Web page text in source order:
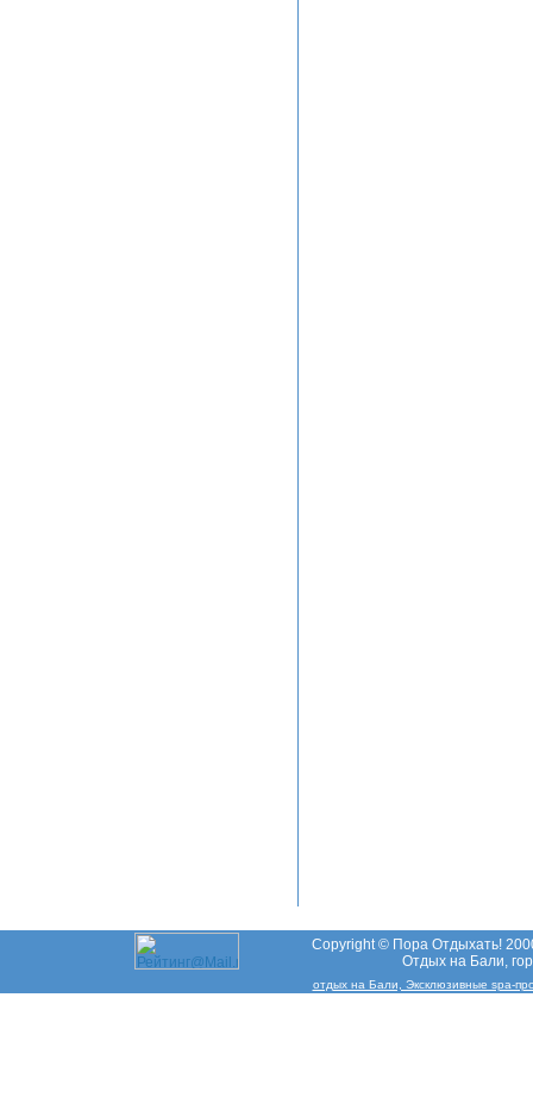
Copyright © Пора Отдыхать!
Отдых на Бали,
отдых на Бали, Эксклюзивные spa-